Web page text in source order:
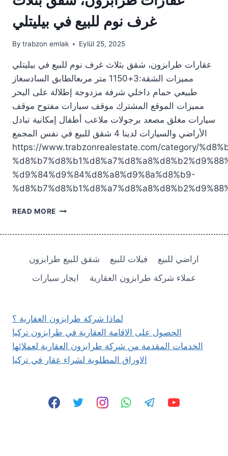
غرف نوم للبيع في بيليتلي
By trabzon emlak Eylül 25, 2025
عقارات طرابزون، شقق بثلاث غرف نوم للبيع في بيليتلي
مميزات الشقة:3+1150 متر مربعالطابق السادسغاز
طبيعي حمام داخلي شرفة مزدوجة إطلالة على البحر
مميزات الموقع المشترك موقف سيارات مفتوح موقف
سيارات مغلق مصعد برجولات ملاعب أطفال إمكانية تبادل
الأراضي والسيارات لدينا 4 شقق للبيع في نفس المجمع
https://www.trabzonrealestate.com/category/
%d9%84%d9%84%d8%a8%d9%8a%d8%b9-
READ MORE عقارات
نوم
للبيع
في
شقق للبيع طرابزون فيلات للبيع
اراضي للبيع
ايجار سيارات
عملاء شركة طرابزون العقارية
لماذا شركة طرابزون العقارية ؟
الحصول على الاقامة العقارية في طرابزون تركيا
الخدمات المقدمة من شركة طرابزون العقارية لعملائها
الاوراق المطلوبة لشراء عقار في تركيا